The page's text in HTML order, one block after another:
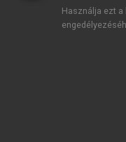
Használja ezt